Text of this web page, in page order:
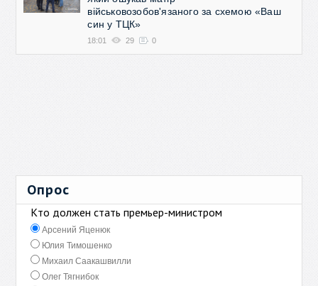
військовозобов'язаного за схемою «Ваш
син у ТЦК»
18:01 29 0
Опрос
Кто должен стать премьер-министром
Арсений Яценюк
Юлия Тимошенко
Михаил Саакашвилли
Олег Тягнибок